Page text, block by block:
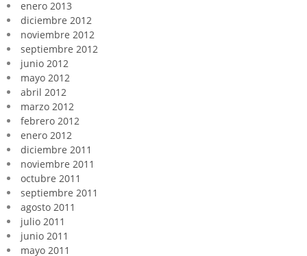
enero 2013
diciembre 2012
noviembre 2012
septiembre 2012
junio 2012
mayo 2012
abril 2012
marzo 2012
febrero 2012
enero 2012
diciembre 2011
noviembre 2011
octubre 2011
septiembre 2011
agosto 2011
julio 2011
junio 2011
mayo 2011